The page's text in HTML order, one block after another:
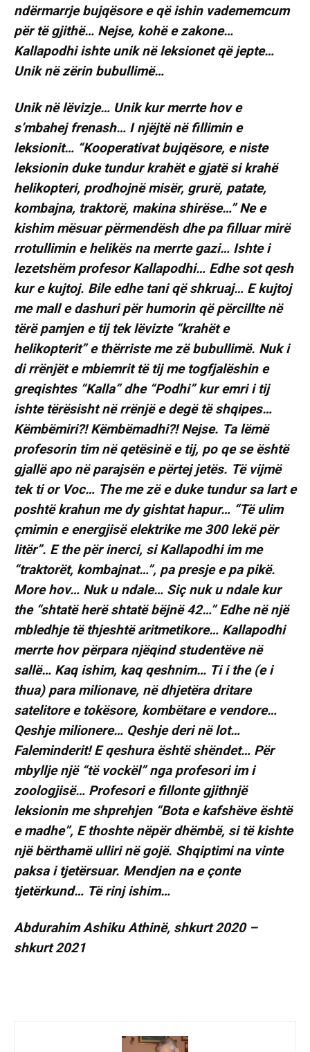
ndërmarrje bujqësore e që ishin vadememcum
për të gjithë… Nejse, kohë e zakone…
Kallapodhi ishte unik në leksionet që jepte…
Unik në zërin bubullimë…
Unik në lëvizje… Unik kur merrte hov e
s’mbahej frenash… I njëjtë në fillimin e
leksionit… “Kooperativat bujqësore, e niste
leksionin duke tundur krahët e gjatë si krahë
helikopteri, prodhojnë misër, grurë, patate,
kombajna, traktorë, makina shirëse…” Ne e
kishim mësuar përmendësh dhe pa filluar mirë
rrotullimin e helikës na merrte gazi… Ishte i
lezetshëm profesor Kallapodhi… Edhe sot qesh
kur e kujtoj. Bile edhe tani që shkruaj… E kujtoj
me mall e dashuri për humorin që përcillte në
tërë pamjen e tij tek lëvizte “krahët e
helikopterit” e thërriste me zë bubullimë. Nuk i
di rrënjët e mbiemrit të tij me togfjalëshin e
greqishtes “Kalla” dhe “Podhi” kur emri i tij
ishte tërësisht në rrënjë e degë të shqipes…
Këmbëmiri?! Këmbëmadhi?! Nejse. Ta lëmë
profesorin tim në qetësinë e tij, po qe se është
gjallë apo në parajsën e përtej jetës. Të vijmë
tek ti or Voc… The me zë e duke tundur sa lart e
poshtë krahun me dy gishtat hapur… “Të ulim
çmimin e energjisë elektrike me 300 lekë për
litër”. E the për inerci, si Kallapodhi im me
“traktorët, kombajnat…”, pa presje e pa pikë.
More hov… Nuk u ndale… Siç nuk u ndale kur
the “shtatë herë shtatë bëjnë 42…” Edhe në një
mbledhje të thjeshtë aritmetikore… Kallapodhi
merrte hov përpara njëqind studentëve në
sallë… Kaq ishim, kaq qeshnim… Ti i the (e i
thua) para milionave, në dhjetëra dritare
satelitore e tokësore, kombëtare e vendore…
Qeshje milionere… Qeshje deri në lot…
Faleminderit! E qeshura është shëndet… Për
mbyllje një “të vockël” nga profesori im i
zoologjisë… Profesori e fillonte gjithnjë
leksionin me shprehjen “Bota e kafshëve është
e madhe”, E thoshte nëpër dhëmbë, si të kishte
një bërthamë ulliri në gojë. Shqiptimi na vinte
paksa i tjetërsuar. Mendjen na e çonte
tjetërkund… Të rinj ishim…
Abdurahim Ashiku Athinë, shkurt 2020 –
shkurt 2021